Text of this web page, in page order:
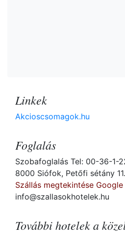
Linkek
Akcioscsomagok.hu
Foglalás
Szobafoglalás Tel: 00-36-1-
8000 Siófok, Petőfi sétány 11.
Szállás megtekintése
info@szallasokhotelek.hu
További hotelek a